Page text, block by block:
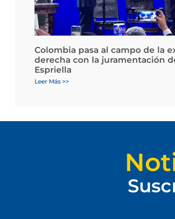
Colombia pasa al campo de la
derecha con la juramentación
Espriella
Leer Más >>